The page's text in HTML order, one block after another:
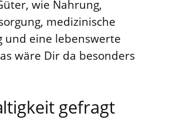
wie Nahrung,
medizinische
und eine lebenswerte
wäre Dir da besonders
gefragt